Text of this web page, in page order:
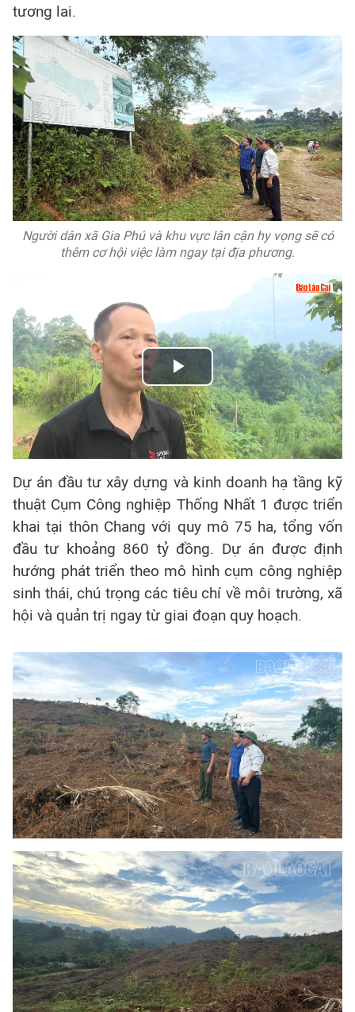
tương lai.
Người dân xã Gia Phú và khu vực lân cận hy vọng sẽ có
thêm cơ hội việc làm ngay tại địa phương.
Play
Video
Dự án đầu tư xây dựng và kinh doanh hạ tầng kỹ
thuật Cụm Công nghiệp Thống Nhất 1 được triển
khai tại thôn Chang với quy mô 75 ha, tổng vốn
đầu tư khoảng 860 tỷ đồng. Dự án được định
hướng phát triển theo mô hình cụm công nghiệp
sinh thái, chú trọng các tiêu chí về môi trường, xã
hội và quản trị ngay từ giai đoạn quy hoạch.